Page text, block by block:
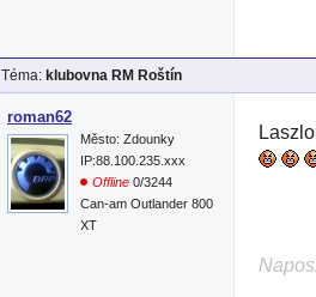
Téma: klubovna RM Roštín
roman62
Město: Zdounky
IP:88.100.235.xxx
Offline 0/3244
Can-am Outlander 800
XT